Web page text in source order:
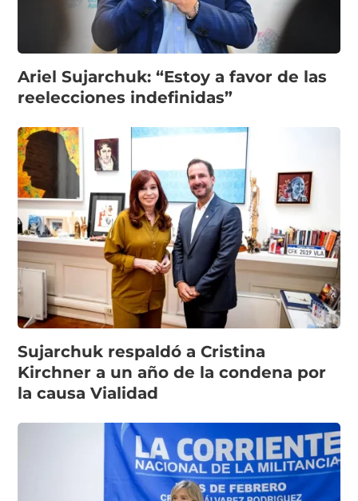
Ariel Sujarchuk: “Estoy a favor de las
reelecciones indefinidas”
Sujarchuk respaldó a Cristina
Kirchner a un año de la condena por
la causa Vialidad